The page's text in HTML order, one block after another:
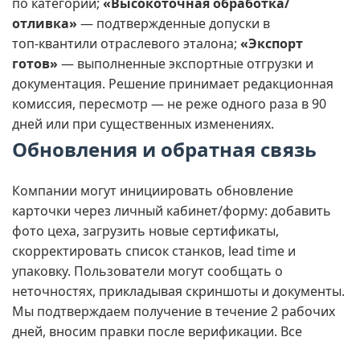
отливка» — подтвержденные допуски в
топ‑квантили отраслевого эталона; «Экспорт
готов» — выполненные экспортные отгрузки и
документация. Решение принимает редакционная
комиссия, пересмотр — не реже одного раза в 90
дней или при существенных изменениях.
Обновления и обратная связь
Компании могут инициировать обновление
карточки через личный кабинет/форму: добавить
фото цеха, загрузить новые сертификаты,
скорректировать список станков, lead time и
упаковку. Пользователи могут сообщать о
неточностях, прикладывая скриншоты и документы.
Мы подтверждаем получение в течение 2 рабочих
дней, вносим правки после верификации. Все